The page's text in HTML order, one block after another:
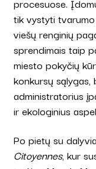
procesuose.
tik vystyti
viešų renginių
sprendimais taip
miesto pokyčių
konkursų
administratorius
ir ekologinius
Po pietų su
Citoyennes, kur